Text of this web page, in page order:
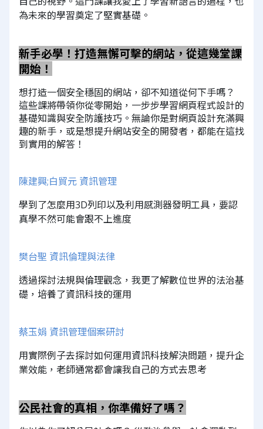
為未來的學習奠定了堅實基礎。
新手必學！打造無懈可擊的網站，從這幾堂課
開始！
想打造一個安全穩固的網站，卻不知道從何下手嗎？
這些課將帶領你從零開始，一步步學習網頁程式設計的
基礎知識與安全防護技巧。無論你是對網頁設計充滿興
趣的新手，或是想提升網站安全的開發者，都能在這找
到實用的解答！
陳建興;白貿元 資訊管理
學到了怎麼用3D列印以及利用感測器發明工具，要認
真學不然可能會跟不上進度
樊台聖 資訊倫理與法律
透過探討法規與倫理觀念，我更了解數位世界的法治基
礎，培養了資訊科技的運用
蔡玉娟 資訊管理個案研討
用實際例子去探討如何運用資訊科技解決問題，提升企
業效能，老師通常都會讓我自己的方式去思考
公民社會的真相，你準備好了嗎？